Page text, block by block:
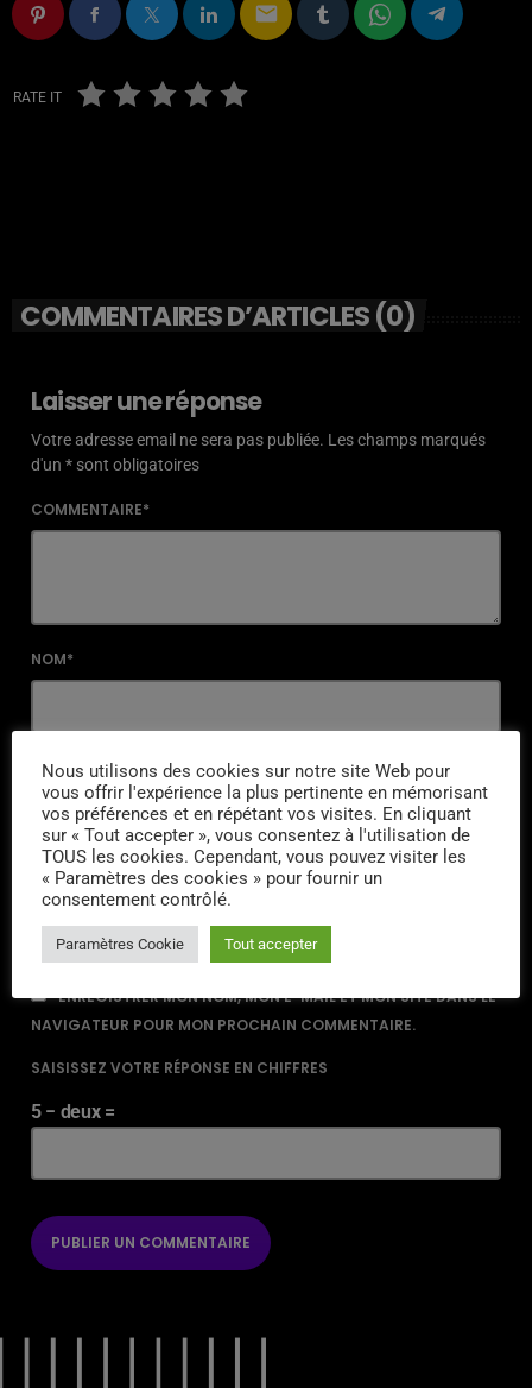
email
RATE IT
COMMENTAIRES D’ARTICLES (0)
Laisser une réponse
Votre adresse email ne sera pas publiée. Les champs marqués
d'un * sont obligatoires
COMMENTAIRE*
NOM*
EMAIL*
URL
ENREGISTRER MON NOM, MON E-MAIL ET MON SITE DANS LE
NAVIGATEUR POUR MON PROCHAIN COMMENTAIRE.
SAISISSEZ VOTRE RÉPONSE EN CHIFFRES
5 − deux =
Nous utilisons des cookies sur notre site Web pour
vous offrir l'expérience la plus pertinente en mémorisant
vos préférences et en répétant vos visites. En cliquant
sur « Tout accepter », vous consentez à l'utilisation de
TOUS les cookies. Cependant, vous pouvez visiter les
« Paramètres des cookies » pour fournir un
consentement contrôlé.
Paramètres Cookie Tout accepter